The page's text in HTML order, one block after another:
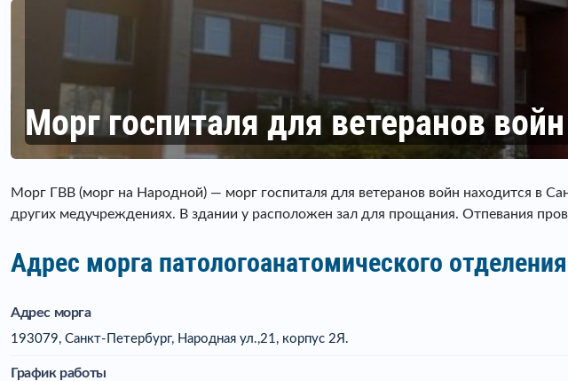
Морг госпиталя для ветеранов войн
Морг ГВВ (морг на Народной) — морг госпиталя для ветеранов войн находится в
других медучреждениях. В здании у расположен зал для прощания. Отпевания
Адрес морга патологоанатомического
Адрес морга
193079, Санкт-Петербург, Народная ул.,21, корпус 2Я.
График работы